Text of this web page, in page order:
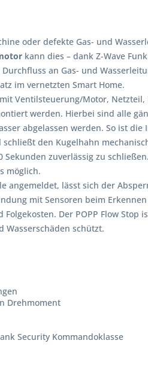
oder defekte Gas- und
kann dies – dank Z-Wave
an Gas- und
im vernetzten Smart Home.
Ventilsteuerung/Motor,
werden. Hierbei sind alle
abgelassen werden. So ist
den Kugelhahn
zuverlässig zu
möglich.
angemeldet, lässt sich der
mit Sensoren beim
Der POPP Flow
Wasserschäden schützt.
Drehmoment
Security Kommandoklasse